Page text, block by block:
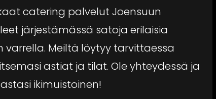
catering palvelut Joensuun
järjestämässä satoja erilaisia
Meiltä löytyy tarvittaessa
astiat ja tilat. Ole yhteydessä ja
ikimuistoinen!